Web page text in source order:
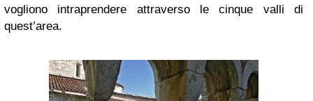
vogliono intraprendere attraverso le cinque valli di
quest’area.